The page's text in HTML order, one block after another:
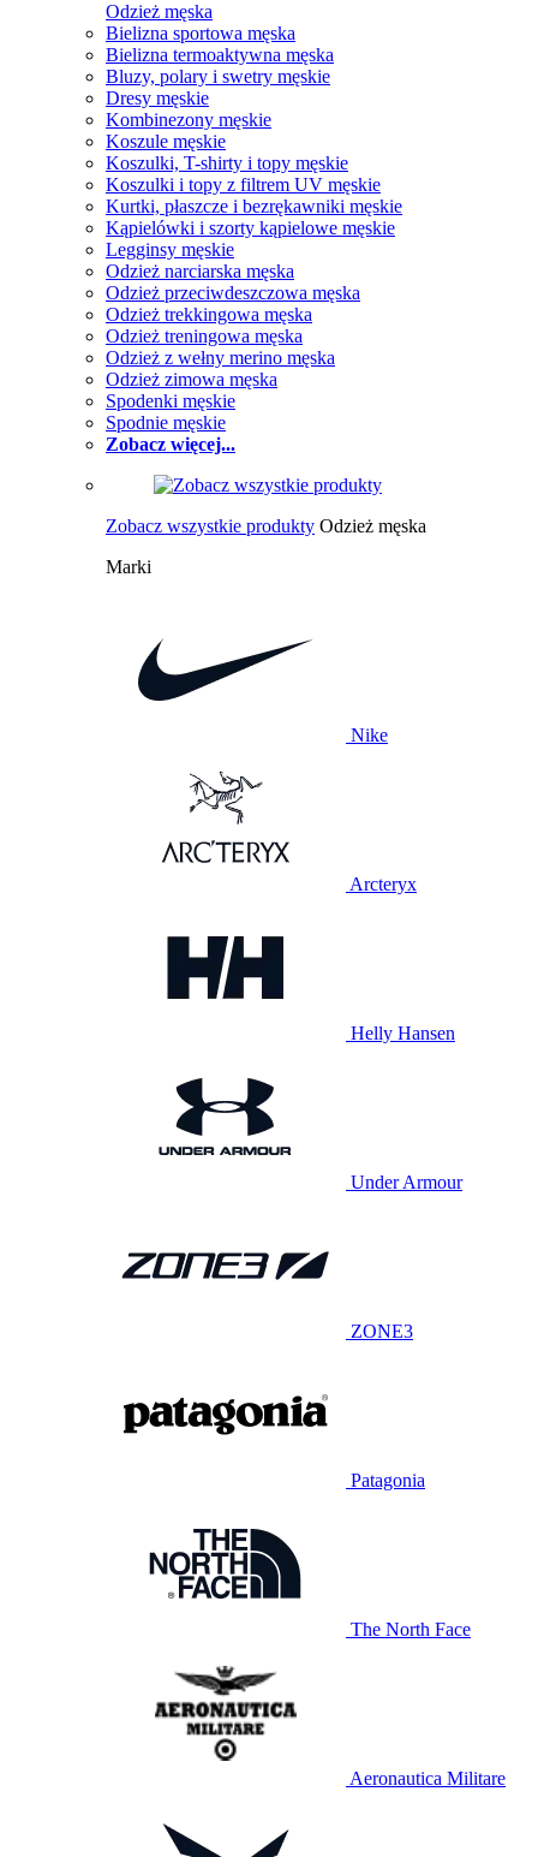
Odzież męska
Bielizna sportowa męska
Bielizna termoaktywna męska
Bluzy, polary i swetry męskie
Dresy męskie
Kombinezony męskie
Koszule męskie
Koszulki, T-shirty i topy męskie
Koszulki i topy z filtrem UV męskie
Kurtki, płaszcze i bezrękawniki męskie
Kąpielówki i szorty kąpielowe męskie
Legginsy męskie
Odzież narciarska męska
Odzież przeciwdeszczowa męska
Odzież trekkingowa męska
Odzież treningowa męska
Odzież z wełny merino męska
Odzież zimowa męska
Spodenki męskie
Spodnie męskie
Zobacz więcej...
Zobacz wszystkie produkty Odzież męska
Marki
Nike
Arcteryx
Helly Hansen
Under Armour
ZONE3
Patagonia
The North Face
Aeronautica Militare